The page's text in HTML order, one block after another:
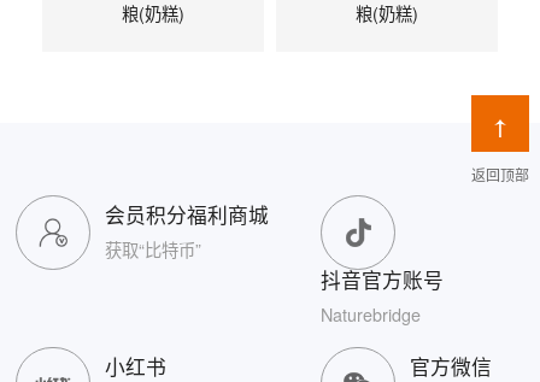
粮(奶糕)
粮(奶糕)
会员积分福利商城
获取“比特币”
抖音官方账号
Naturebridge
小红书 官方微信
返回顶部